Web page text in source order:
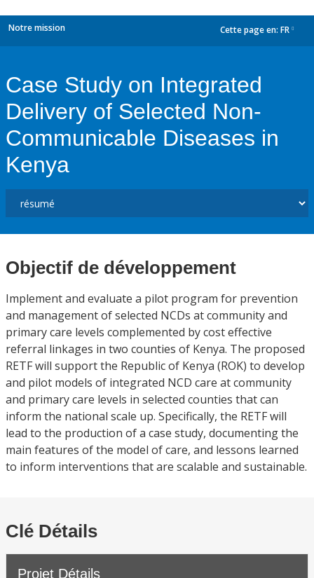
Notre mission Cette page en: FR
Case Study on Integrated
Delivery of Selected Non-
Communicable Diseases in
Kenya
Objectif de développement
Implement and evaluate a pilot program for prevention
and management of selected NCDs at community and
primary care levels complemented by cost effective
referral linkages in two counties of Kenya. The proposed
RETF will support the Republic of Kenya (ROK) to develop
and pilot models of integrated NCD care at community
and primary care levels in selected counties that can
inform the national scale up. Specifically, the RETF will
lead to the production of a case study, documenting the
main features of the model of care, and lessons learned
to inform interventions that are scalable and sustainable.
Clé Détails
Projet Détails